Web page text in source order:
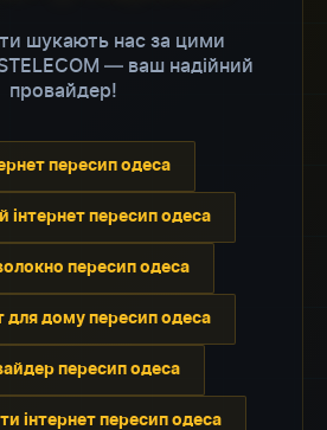
шукають нас за цими
— ваш надійний
провайдер!
пересип одеса
пересип одеса
пересип одеса
для дому пересип одеса
пересип одеса
інтернет пересип одеса